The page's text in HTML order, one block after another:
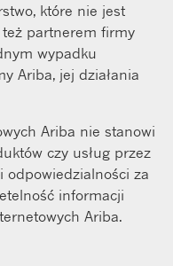
które nie jest
partnerem firmy
wypadku
Ariba, jej działania
Ariba nie stanowi
czy usług przez
odpowiedzialności za
informacji
Ariba.